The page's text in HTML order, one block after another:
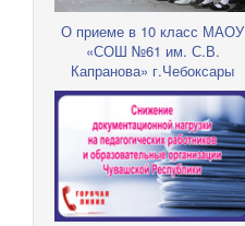
О приеме в 10 класс МАОУ
«СОШ №61 им. С.В.
Капранова» г.Чебоксары